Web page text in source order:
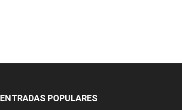
ENTRADAS POPULARES